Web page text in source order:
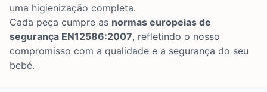
uma higienização completa.
Cada peça cumpre as normas europeias de
segurança EN12586:2007, refletindo o nosso
compromisso com a qualidade e a segurança do seu
bebé.